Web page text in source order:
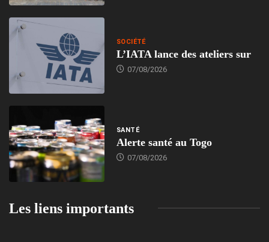
SOCIÉTÉ
L’IATA lance des ateliers sur
07/08/2026
SANTÉ
Alerte santé au Togo
07/08/2026
Les liens importants